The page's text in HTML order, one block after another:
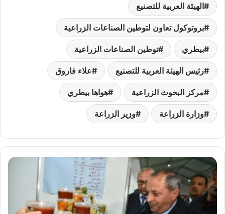
الهيئة العربية للتصنيع
بروتوكول تعاون لتوطين الصناعات الزراعية
بيطري توطين الصناعات الزراعية
رئيس الهيئة العربية للتصنيع علاء فاروق
مركز البحوث الزراعية هواها بيطري
وزارة الزراعة وزير الزراعة
استعدادا
للشهر
الكريم..
محافظ
بورسعيد